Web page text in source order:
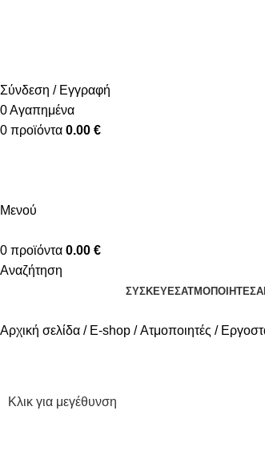
Σύνδεση / Εγγραφή
0Αγαπημένα
0 προϊόντα 0.00 €
Μενού
0 προϊόντα 0.00 €
Αναζήτηση
ΣΥΣΚΕΥΈΣΑΤΜΟΠΟΙΗΤΈΣ
Αρχική σελίδα
E-shop Ατμοποιητές
Κλικ για μεγέθυνση